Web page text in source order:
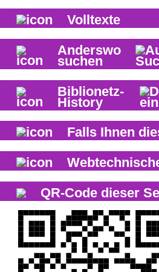
Volltexte
Anderswo
suchen
Biblionetz-
History
Falls Ihnen
QR-Code dieser